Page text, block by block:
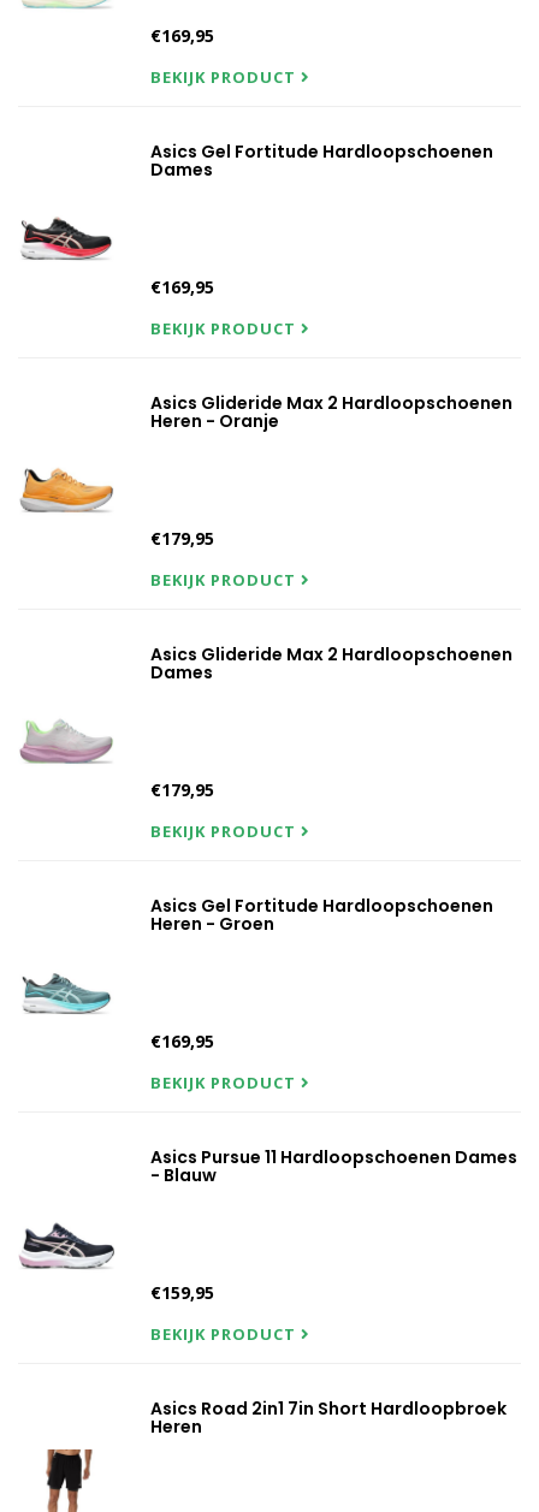
€169,95
BEKIJK PRODUCT
Asics Gel Fortitude Hardloopschoenen
Dames
€169,95
BEKIJK PRODUCT
Asics Glideride Max 2 Hardloopschoenen
Heren - Oranje
€179,95
BEKIJK PRODUCT
Asics Glideride Max 2 Hardloopschoenen
Dames
€179,95
BEKIJK PRODUCT
Asics Gel Fortitude Hardloopschoenen
Heren - Groen
€169,95
BEKIJK PRODUCT
Asics Pursue 11 Hardloopschoenen Dames
- Blauw
€159,95
BEKIJK PRODUCT
Asics Road 2in1 7in Short Hardloopbroek
Heren